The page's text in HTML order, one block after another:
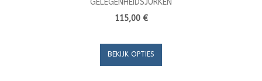
GELEGENHEIDSJURKEN
115,00 €
BEKIJK OPTIES